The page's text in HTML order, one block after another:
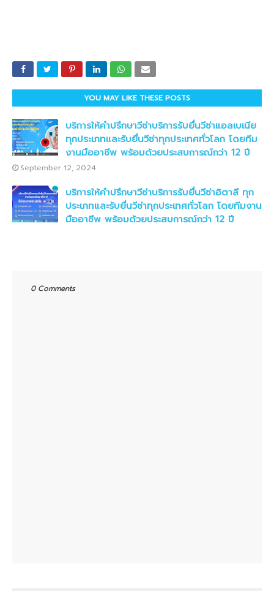
YOU MAY LIKE THESE POSTS
บริการให้คำปรึกษาวีซ่าบริการรับยื่นวีซ่าแอลเบเนีย
ทุกประเภทและรับยื่นวีซ่าทุกประเทศทั่วโลก โดยทีม
งานมืออาชีพ พร้อมด้วยประสบการณ์กว่า 12 ปี
September 12, 2024
บริการให้คำปรึกษาวีซ่าบริการรับยื่นวีซ่าอิตาลี ทุก
ประเภทและรับยื่นวีซ่าทุกประเทศทั่วโลก โดยทีมงาน
มืออาชีพ พร้อมด้วยประสบการณ์กว่า 12 ปี
มืออาชีพ พร้อมด้วยประสบการณ์กว่า 12 ปี
0 Comments